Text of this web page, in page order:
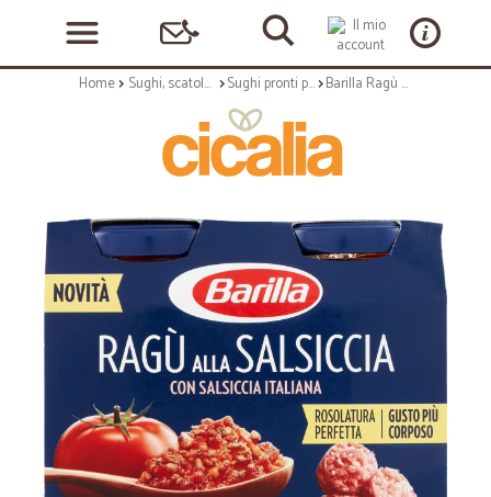
Home Sughi, scatolame e condimenti Sughi pronti per pasta Barilla Ragù alla Salsiccia 2x180 gr.